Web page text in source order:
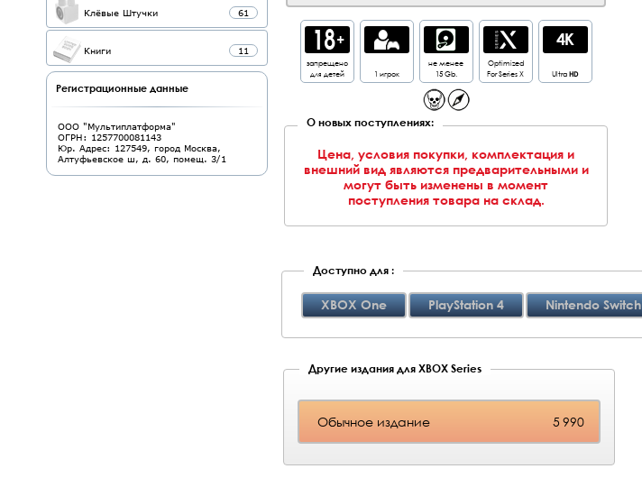
Клёвые Штучки 61
Книги 11
Регистрационные данные
ООО "Мультиплатформа"
ОГРН: 1257700081143
Юр. Адрес: 127549, город Москва,
Алтуфьевское ш, д. 60, помещ. 3/1
запрещено
для детей
1 игрок
не менее
15 Gb.
Optimized
For Series X
UltraHD
О новых поступлениях:
Цена, условия покупки, комплектация и
внешний вид являются предварительными и
могут быть изменены в момент
поступления товара на склад.
Доступно для :
XBOX One PlayStation 4 Nintendo Switch
Другие издания для XBOX Series
Обычное издание 5 990